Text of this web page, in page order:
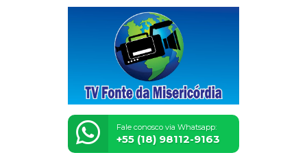
Fale conosco via Whatsapp:
+55 (18) 98112-9163